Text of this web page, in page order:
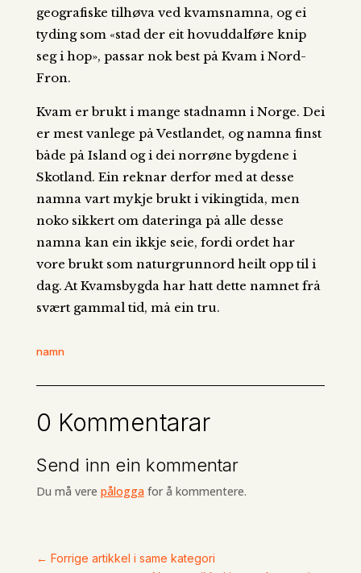
geografiske tilhøva ved kvamsnamna, og ei
tyding som «stad der eit hovuddalføre knip
seg i hop», passar nok best på Kvam i Nord-
Fron.
Kvam er brukt i mange stadnamn i Norge. Dei
er mest vanlege på Vestlandet, og namna finst
både på Island og i dei norrøne bygdene i
Skotland. Ein reknar derfor med at desse
namna vart mykje brukt i vikingtida, men
noko sikkert om dateringa på alle desse
namna kan ein ikkje seie, fordi ordet har
vore brukt som naturgrunnord heilt opp til i
dag. At Kvamsbygda har hatt dette namnet frå
svært gammal tid, må ein tru.
namn
0 Kommentarar
Send inn ein kommentar
Du må vere påloggafor å kommentere.
← Forrige artikkel i same kategori